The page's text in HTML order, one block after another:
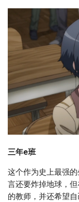
三年e班
这个作为史上最强
言还要炸掉地球，
的教师，并还希望